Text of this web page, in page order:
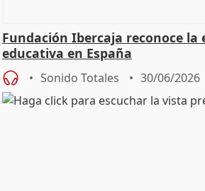
Fundación Ibercaja reconoce la
educativa en España
Sonido Totales 30/06/2026